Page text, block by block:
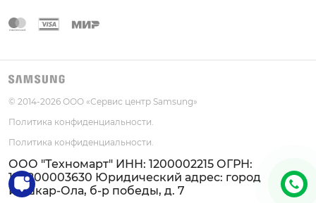
от 900 ₽
Нет звука
30-60 минут
от 1 150 ₽
Не работает звук
от 1 100 ₽
© 2014-2026 ООО «Сервис центр Samsung»
Политика конфиденциальности.
Политика конфиденциальности.
ООО "Техномарт" ИНН: 1200002215 ОГРН:
1211200003630 Юридический адрес: город
Йошкар-Ола, б-р победы, д. 7
+7
(495)